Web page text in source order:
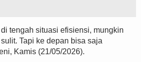
tengah situasi efisiensi, mungkin
Tapi ke depan bisa saja
Kamis (21/05/2026).